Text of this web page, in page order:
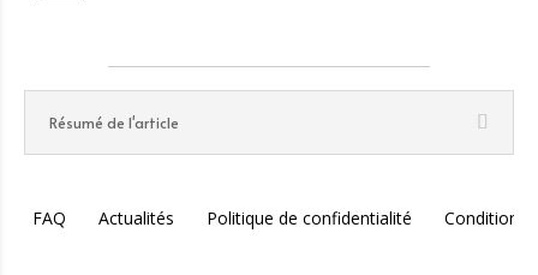
Résumé de l'article
FAQ Actualités Politique de confidentialité Conditions